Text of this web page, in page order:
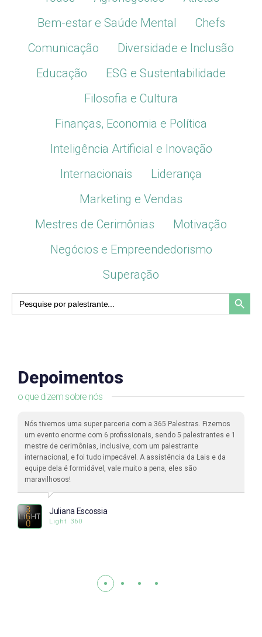
Bem-estar e Saúde Mental
Chefs
Comunicação
Diversidade e Inclusão
Educação
ESG e Sustentabilidade
Filosofia e Cultura
Finanças, Economia e Política
Inteligência Artificial e Inovação
Internacionais
Liderança
Marketing e Vendas
Mestres de Cerimônias
Motivação
Negócios e Empreendedorismo
Superação
Search
for:
Search Button
o que dizem sobre nós
Depoimentos
Nós tivemos uma super parceria com a 365 Palestras. Fizemos
um evento enorme com 6 profissionais, sendo 5 palestrantes e 1
mestre de cerimônias, inclusive, com um palestrante
internacional, e foi tudo impecável. A assistência da Lais e da
equipe dela é formidável, vale muito a pena, eles são
maravilhosos!
Juliana Escossia
Light 360